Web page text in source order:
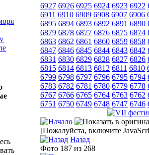
6927 6926 6925 6924 6923 6922
6911 6910 6909 6908 6907 6906
6895 6894 6893 6892 6891 6890
6879 6878 6877 6876 6875 6874
6863 6862 6861 6860 6859 6858
6847 6846 6845 6844 6843 6842
6831 6830 6829 6828 6827 6826
6815 6814 6813 6812 6811 6810
6799 6798 6797 6796 6795 6794
6783 6782 6781 6780 6779 6778
6767 6766 6765 6764 6763 6762
6751 6750 6749 6748 6747 6746
[Пожалуйста, включите
Назад
Фото 187 из 268